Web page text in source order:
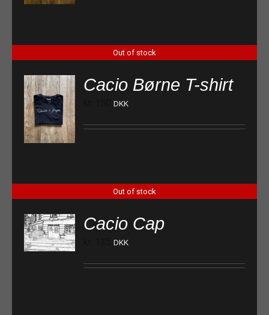
Out of stock
Cacio Børne T-shirt
DKK
Out of stock
Cacio Cap
DKK